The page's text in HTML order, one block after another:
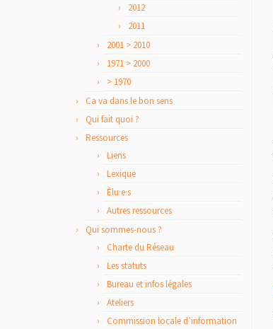
2012
2011
2001 > 2010
1971 > 2000
> 1970
Ca va dans le bon sens
Qui fait quoi ?
Ressources
Liens
Lexique
Élu·e·s
Autres ressources
Qui sommes-nous ?
Charte du Réseau
Les statuts
Bureau et infos légales
Ateliers
Commission locale d’information